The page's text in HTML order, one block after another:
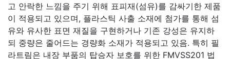
고 안락한 느낌을 주기 위해 표피재(섬유)를 감싸기한 제품
이 적용되고 있으며, 플라스틱 사출 소재에 첨가를 통해 섬
유와 유사한 표면 재질을 구현하거나 기존 강성은 유지하
되 중량은 줄어드는 경량화 소재가 적용되고 있음. 특히 필
라트림은 내장 부품의 탑승자 보호를 위한 FMVSS201 법